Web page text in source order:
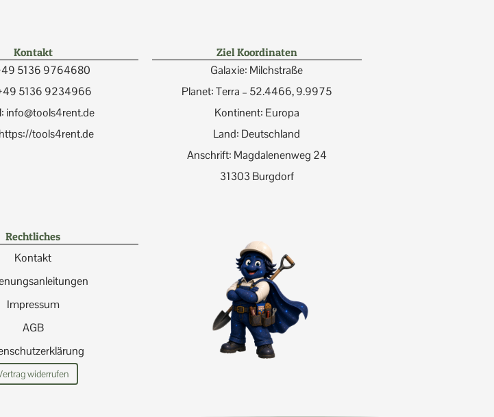
Kontakt
5136 9764680
5136 9234966
info@tools4rent.de
tools4rent.de
Ziel Koordinaten
Galaxie: Milchstraße
Planet: Terra – 52.4466, 9.9975
Kontinent: Europa
Land: Deutschland
Anschrift: Magdalenenweg 24
31303 Burgdorf
Rechtliches
Kontakt
Impressum
AGB
widerrufen